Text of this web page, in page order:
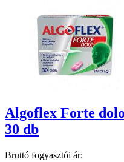
Algoflex Forte
30 db
Bruttó fogyasztói ár: